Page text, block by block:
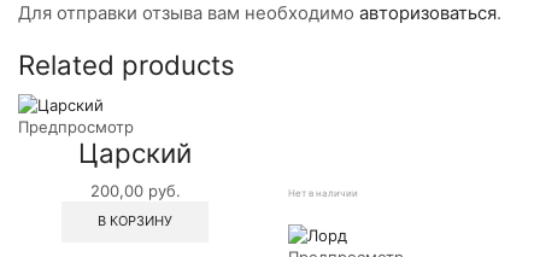
Для отправки отзыва вам необходимо авторизоваться.
Related products
Предпросмотр
Царский
200,00 руб.
В КОРЗИНУ
Нет в наличии